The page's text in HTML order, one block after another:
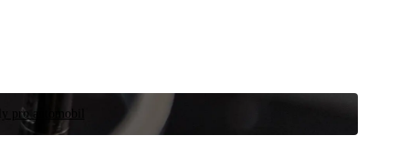
pro automobil